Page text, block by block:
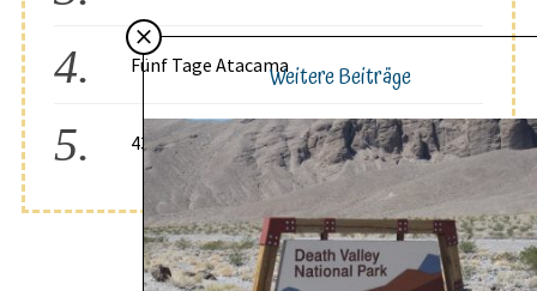
Fünf Tage Atacama
43°S, 171°E
Weitere Beiträge